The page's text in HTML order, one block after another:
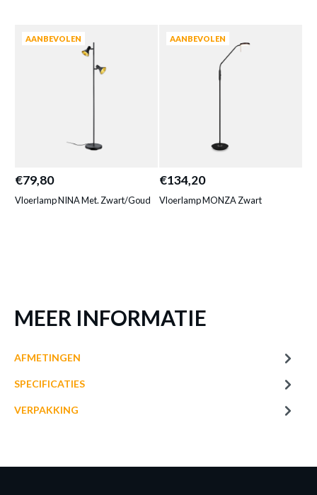
AANBEVOLEN
€79,80
Vloerlamp NINA Met. Zwart/Goud
AANBEVOLEN
€134,20
Vloerlamp MONZA Zwart
MEER INFORMATIE
AFMETINGEN
SPECIFICATIES
VERPAKKING
€ 215,60